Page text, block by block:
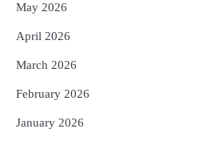
4
May 2026
April 2026
March 2026
February 2026
January 2026